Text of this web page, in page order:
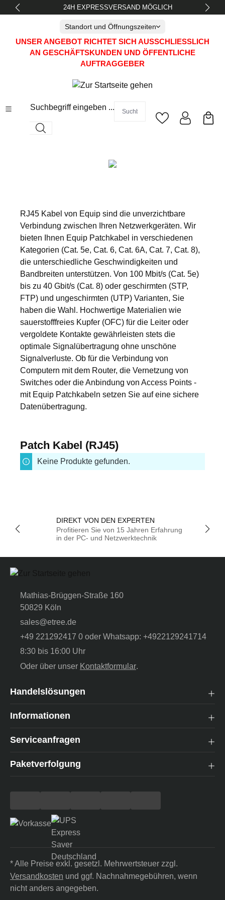
springen 24H EXPRESSVERSAND MÖGLICH
Standort und Öffnungszeiten
UNSER ANGEBOT RICHTET SICH AUSSCHLIESSLICH A
N GESCHÄFTSKUNDEN UND ÖFFENTLICHE A
UFTRAGGEBER
Suchbegriff eingeben ...
RJ45 Kabel von Equip sind die unverzichtbare
Verbindung zwischen Ihren Netzwerkgeräten. Wir
bieten Ihnen Equip Patchkabel in verschiedenen
Kategorien (Cat. 5e, Cat. 6, Cat. 6A, Cat. 7, Cat. 8),
die unterschiedliche Geschwindigkeiten und
Bandbreiten unterstützen. Von 100 Mbit/s (Cat. 5e)
bis zu 40 Gbit/s (Cat. 8) oder geschirmten (STP,
FTP) und ungeschirmten (UTP) Varianten, Sie
haben die Wahl. Hochwertige Materialien wie
sauerstofffreies Kupfer (OFC) für die Leiter oder
vergoldete Kontakte gewährleisten stets die
optimale Signalübertragung ohne unschöne
Signalverluste. Ob für die Verbindung von
Computern mit dem Router, die Vernetzung von
Switches oder die Anbindung von Access Points -
mit Equip Patchkabeln setzen Sie auf eine sichere
Datenübertragung.
Patch Kabel (RJ45)
Keine Produkte gefunden.
DIREKT VON DEN EXPERTEN
Profitieren Sie von 15 Jahren Erfahrung
in der PC- und Netzwerktechnik
Mathias-Brüggen-Straße 160
50829 Köln
sales@etree.de
+49 221292417 0 oder Whatsapp: +4922129241714
8:30 bis 16:00 Uhr
Oder über unser Kontaktformular.
Handelslösungen
Informationen
Serviceanfragen
Paketverfolgung
* Alle Preise exkl. gesetzl. Mehrwertsteuer zzgl.
Versandkosten und ggf. Nachnahmegebühren, wenn
nicht anders angegeben.